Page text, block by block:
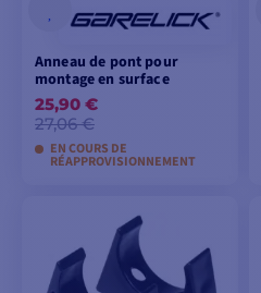
Anneau de pont pour
montage en surface
25,90 €
27,06 €
EN COURS DE
RÉAPPROVISIONNEMENT
AJOUTER AU
PANIER